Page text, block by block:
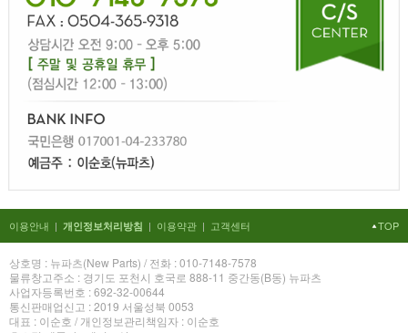
이용안내 | 개인정보처리방침 | 이용약관 | 고객센터 TOP
상호명 : 뉴파츠(New Parts) / 전화 : 010-7148-7578
물류창고주소 : 경기도 포천시 호국로 888-11 중간동(B동) 뉴파츠
사업자등록번호 : 692-32-00644
통신판매업신고 : 2019 서울성북 0053
대표 : 이순호 / 개인정보관리책임자 : 이순호